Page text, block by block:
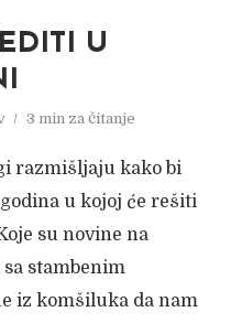
U
3 min za čitanje
razmišljaju kako bi
u kojoj će rešiti
su novine na
stambenim
iz komšiluka da nam